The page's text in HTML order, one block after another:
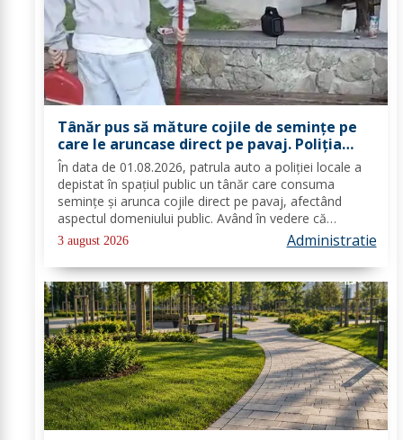
Tânăr pus să măture cojile de seminţe pe
care le aruncase direct pe pavaj. Poliţia
Locală Dorohoi: Respectul față de spațiul
comun trebuie să fie o prioritate pentru
fiecare dintre noi”
În data de 01.08.2026, patrula auto a poliției locale a
depistat în spațiul public un tânăr care consuma
semințe și arunca cojile direct pe pavaj, afectând
aspectul domeniului public. Având în vedere că
prioritatea Poliției Locale este prevenția și educarea
spiritului civic, polițiștii l-au...
3 august 2026 Administratie